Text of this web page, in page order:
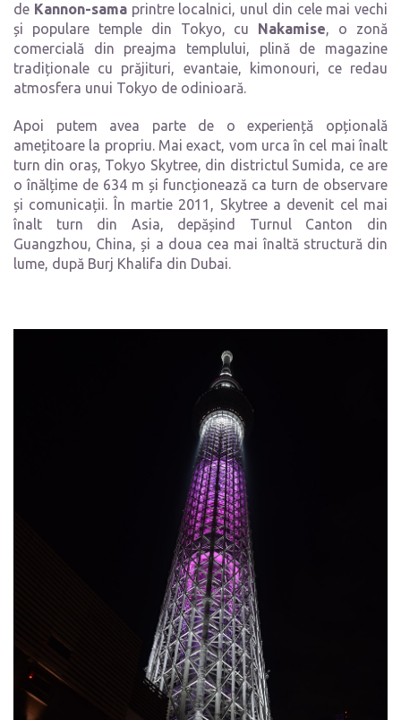
de Kannon-samaprintre localnici, unul din cele mai vechi
și populare temple din Tokyo, cu Nakamise, o zonă
comercială din preajma templului, plină de magazine
tradiționale cu prăjituri, evantaie, kimonouri, ce redau
atmosfera unui Tokyo de odinioară.
Apoi putem avea parte de o experiență opțională
amețitoare la propriu. Mai exact, vom urca în cel mai înalt
turn din oraș, Tokyo Skytree, din districtul Sumida, ce are
o înălțime de 634 m și funcționează ca turn de observare
și comunicații. În martie 2011, Skytree a devenit cel mai
înalt turn din Asia, depășind Turnul Canton din
Guangzhou, China, și a doua cea mai înaltă structură din
lume, după Burj Khalifa din Dubai.